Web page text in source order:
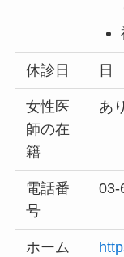
休診日 日
女性医
師の在
籍
あり
電話番
号
03-
ホーム